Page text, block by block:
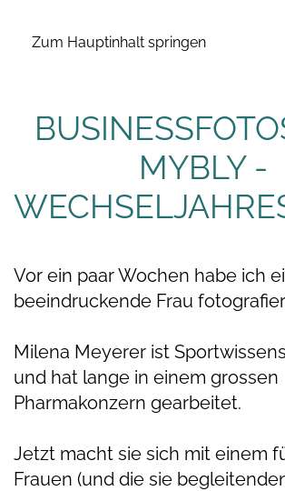
Zum Hauptinhalt springen
MYBLY -
Vor ein paar Wochen habe ich eine sehr
beeindruckende Frau
Milena Meyerer ist
und hat lange in einem grossen
Pharmakonzern gearbeitet.
Jetzt macht sie sich mit einem
Frauen (und die sie